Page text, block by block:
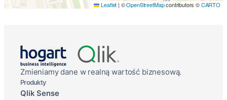
Leaflet | ©OpenStreetMapcontributors ©CARTO
Zmieniamy dane w realną wartość biznesową.
Produkty
Qlik Sense